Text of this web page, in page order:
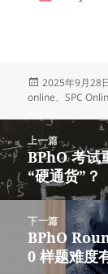
发
布
2025年9月28
online、SPC
章
航
上一篇
上
篇
文
章：
BPhO 考试
“硬通货”？
下一篇
下
篇
BPhO
0 样题难度